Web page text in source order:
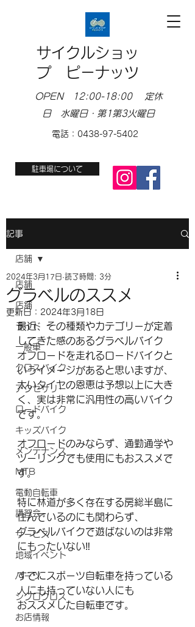
サイクルショッ
プ ピーナッツ
OPEN 12:00-18:00 定休
日 水曜日・第1第3火曜日
電話：0438-97-5402
駐車場について
記事
店舗
店舗
ライド
一般車
クロスバイク
アクセサリー
ロードバイク
キッズバイク
メンテナンス
MTB
電動自転車
講習会
サービス
地域イベント
パーツ
シクロクロス
お店情報
店舗
グラベルのススメ
2024年3月17日 読了時間: 3分
更新日： 2024年3月18日
最近、その種類やカテゴリーが定着
してきた感のあるグラベルバイク
オフロードを走れるロードバイクと
いうイメージがあると思いますが、
太いタイヤの恩恵は予想以上に大き
く、実は非常に汎用性の高いバイク
です。
オフロードのみならず、通勤通学や
ツーリングでも使用にもおススメで
す。
特に林道が多く存在する房総半島に
住んでいるのにも関わらず、
グラベルバイクで遊ばないのは非常
にもったいない‼
すでにスポーツ自転車を持っている
人にも持っていない人にも
おススメした自転車です。